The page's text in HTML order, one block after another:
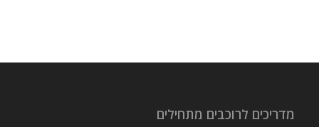
מדריכים לרוכבים מתחילים